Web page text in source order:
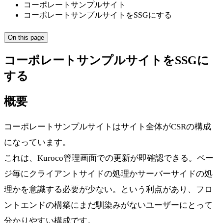
コーポレートサンプルサイト
コーポレートサンプルサイトをSSGにする
On this page
コーポレートサンプルサイトをSSGに
する
概要
コーポレートサンプルサイトはサイト全体がCSRの構成
になっています。
これは、Kuroco管理画面での更新が即確認できる。ペー
ジ毎にクライアントサイドの処理かサーバーサイドの処
理かを意識する必要が少ない。という利点があり、フロ
ントエンドの構築にまだ馴染みがないユーザーにとって
分かりやすい構成です。